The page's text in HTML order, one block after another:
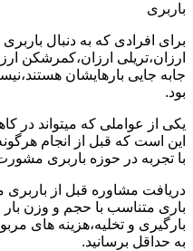
باربری
برای افرادی که به دنبال
ارزان،تریلی ارزان،کمرشکن
جابه جایی بارهایشان
بود.
یکی از عواملی که میتواند در
این است که قبل از انجام
با تجربه در حوزه باربری
دریافت مشاوره قبل از باربری
باری متناسب با حجم و وزن
بارگیری و تخلیه،هزینه های
به حداقل برسانید.